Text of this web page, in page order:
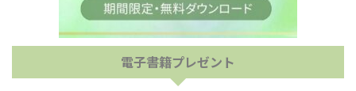
電子書籍プレゼント